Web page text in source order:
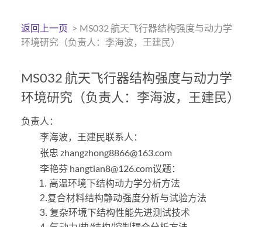
返回上一页 > MS032 航天飞行器结构强度与动力学
环境研究（负责人：李海波，王建民）
MS032 航天飞行器结构强度与动力学
环境研究（负责人：李海波，王建民）
负责人：
李海波，王建民联系人：
张忠 zhangzhong8866@163.com
李艳芬 hangtian8@126.com议题：
1. 高温环境下结构动力学分析方法
2.复合材料结构静动强度分析与试验方法
3. 复杂环境下结构性能先进测试技术